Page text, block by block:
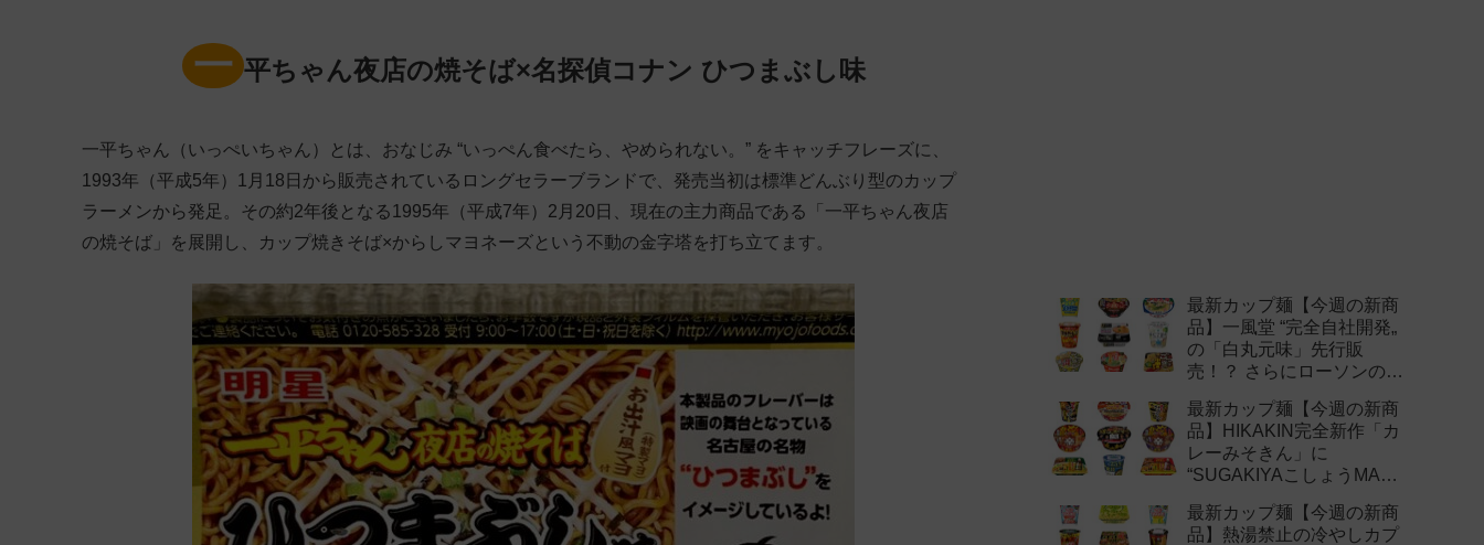
一 平ちゃん夜店の焼そば×名探偵コナン ひつまぶし味
一平ちゃん（いっぺいちゃん）とは、おなじみ “いっぺん食べたら、やめられない。” をキャッチフレーズに、
1993年（平成5年）1月18日から販売されているロングセラーブランドで、発売当初は標準どんぶり型のカップ
ラーメンから発足。その約2年後となる1995年（平成7年）2月20日、現在の主力商品である「一平ちゃん夜店
の焼そば」を展開し、カップ焼きそば×からしマヨネーズという不動の金字塔を打ち立てます。
最新カップ麺【今週の新商
品】一風堂 “完全自社開発„
の「白丸元味」先行販
売！？ さらにローソンの激
新作まとめ！
最新カップ麺【今週の新商
品】HIKAKIN完全新作「カ
レーみそきん」に
“SUGAKIYAこしょうMAX„
最新カップ麺【今週の新商
品】熱湯禁止の冷やしカプ